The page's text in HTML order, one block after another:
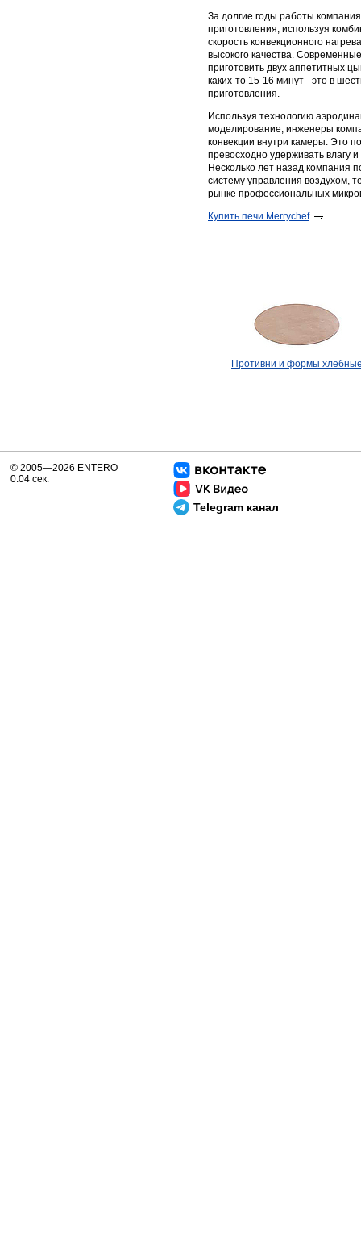
За долгие годы работы
приготовления, используя
скорость конвекционного
высокого качества.
приготовить двух аппетитных
каких-то 15-16 минут - это в
приготовления.
Используя технологию
моделирование, инженеры
конвекции внутри камеры. Это
превосходно удерживать влагу
Несколько лет назад компания
систему управления воздухом,
рынке профессиональных
​Купить печи Merrychef
Противни и формы
Telegram канал
© 2005—2026 ENTERO
0.04 сек.